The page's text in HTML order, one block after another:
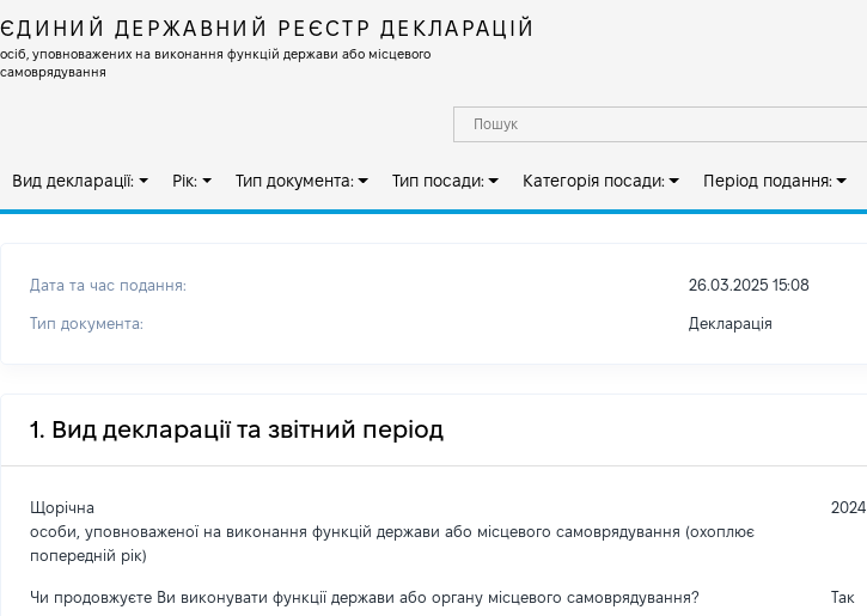
ЄДИНИЙ ДЕРЖАВНИЙ РЕЄСТР ДЕКЛАРАЦІЙ
осіб, уповноважених на виконання функцій держави або місцевого
самоврядування
Вид декларації: Рік: Тип документа: Тип посади: Категорія посади: Період подання:
Дата та час подання: 26.03.2025 15:08
Тип документа: Декларація
1. Вид декларації та звітний період
Щорічна
особи, уповноваженої на виконання функцій держави або місцевого самоврядування (охоплює
попередній рік)
2024
Чи продовжуєте Ви виконувати функції держави або органу місцевого самоврядування? Так